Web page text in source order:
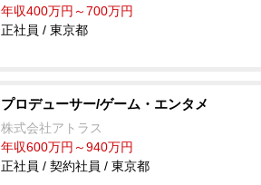
年収400万円～700万円
正社員 / 東京都
プロデューサー/ゲーム・エンタメ
株式会社アトラス
年収600万円～940万円
正社員 / 契約社員 / 東京都